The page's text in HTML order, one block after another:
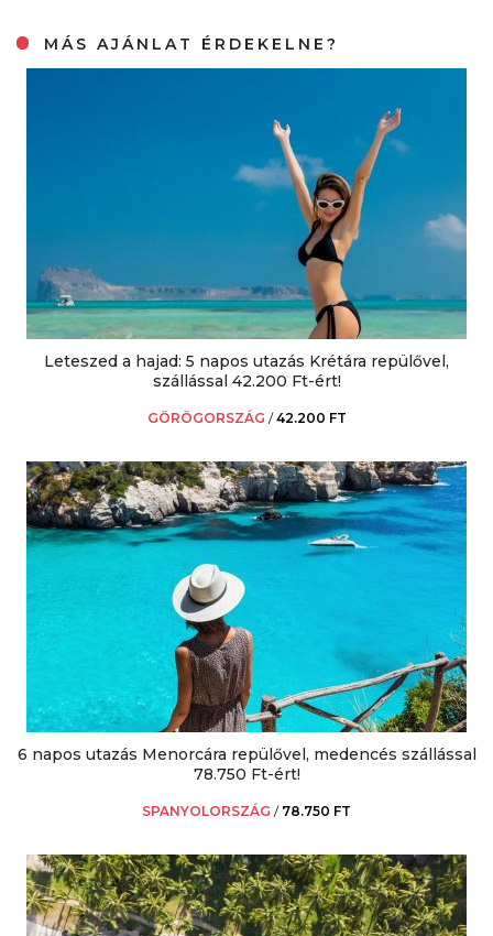
MÁS AJÁNLAT ÉRDEKELNE?
Leteszed a hajad: 5 napos utazás Krétára repülővel,
szállással 42.200 Ft-ért!
GÖRÖGORSZÁG /42.200 FT
6 napos utazás Menorcára repülővel, medencés szállással
78.750 Ft-ért!
SPANYOLORSZÁG / 78.750 FT